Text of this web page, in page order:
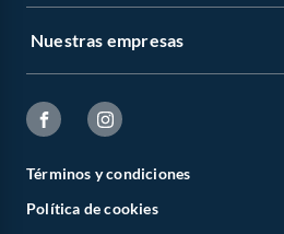
Nuestras empresas
Términos y condiciones
Política de cookies